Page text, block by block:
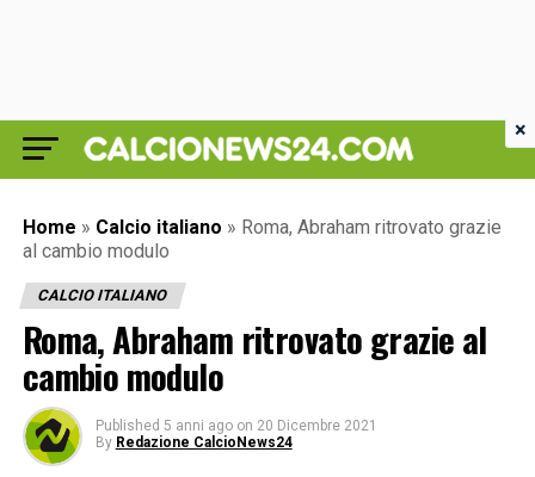
Home » Calcio italiano » Roma, Abraham ritrovato grazie
al cambio modulo
CALCIO ITALIANO
Roma, Abraham ritrovato grazie al
cambio modulo
Published 5 anni ago on 20 Dicembre 2021
By Redazione CalcioNews24
×